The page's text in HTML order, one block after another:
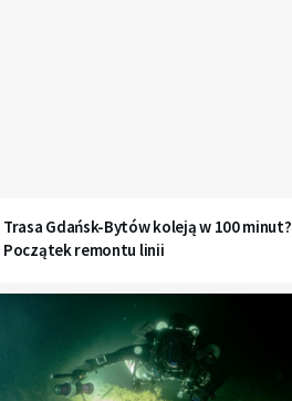
Trasa Gdańsk-Bytów koleją w 100 minut?
Początek remontu linii